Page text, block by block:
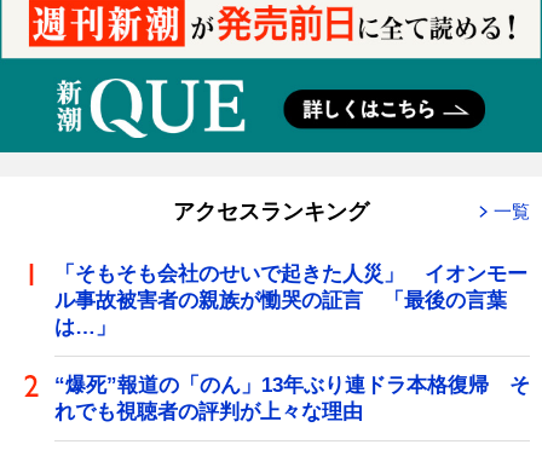
アクセスランキング 一覧
「そもそも会社のせいで起きた人災」 イオンモー
ル事故被害者の親族が慟哭の証言 「最後の言葉
は…」
“爆死”報道の「のん」13年ぶり連ドラ本格復帰 そ
れでも視聴者の評判が上々な理由